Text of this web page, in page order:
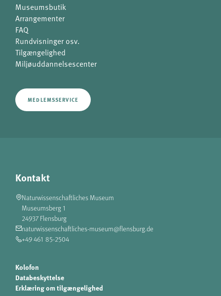
Museumsbutik
Arrangementer
FAQ
Rundvisninger osv.
Tilgængelighed
Miljøuddannelsescenter
MEDLEMSSERVICE
Kontakt
Naturwissenschaftliches Museum
Museumsberg 1
24937 Flensburg
naturwissenschaftliches-museum@flensburg.de
+49 461 85-2504
Kolofon
Databeskyttelse
Erklæring om tilgængelighed